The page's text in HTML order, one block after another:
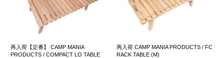
再入荷【定番】 CAMP MANIA
PRODUCTS / COMPACT LO TABLE
再入荷 CAMP MANIA PRODUCTS / FC
RACK TABLE (M)